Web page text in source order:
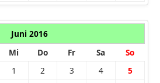
Juni 2016
Mi Do Fr Sa So
1 2 3 4 5